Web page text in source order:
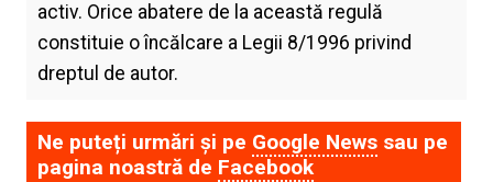
activ. Orice abatere de la această regulă
constituie o încălcare a Legii 8/1996 privind
dreptul de autor.
Ne puteți urmări și pe Google Newssau pe
pagina noastră de Facebook